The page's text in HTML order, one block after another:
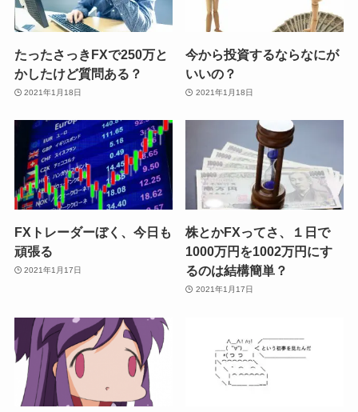
たったさっきFXで250万と
かしたけど質問ある？
2021年1月18日
今から投資するならなにが
いいの？
2021年1月18日
FXトレーダーぼく、今日も
頑張る
2021年1月17日
株とかFXってさ、１日で
1000万円を1002万円にす
るのは結構簡単？
2021年1月17日